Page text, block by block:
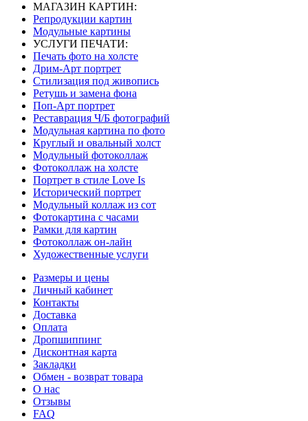
МАГАЗИН КАРТИН:
Репродукции картин
Модульные картины
УСЛУГИ ПЕЧАТИ:
Печать фото на холсте
Дрим-Арт портрет
Стилизация под живопись
Ретушь и замена фона
Поп-Арт портрет
Реставрация Ч/Б фотографий
Модульная картина по фото
Круглый и овальный холст
Модульный фотоколлаж
Фотоколлаж на холсте
Портрет в стиле Love Is
Исторический портрет
Модульный коллаж из сот
Фотокартина с часами
Рамки для картин
Фотоколлаж он-лайн
Художественные услуги
Размеры и цены
Личный кабинет
Контакты
Доставка
Оплата
Дропшиппинг
Дисконтная карта
Закладки
Обмен - возврат товара
О нас
Отзывы
FAQ